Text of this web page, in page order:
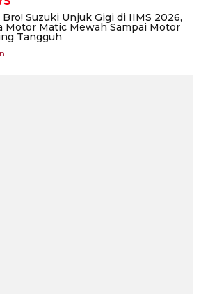
Bro! Suzuki Unjuk Gigi di IIMS 2026,
Motor Matic Mewah Sampai Motor
Tangguh